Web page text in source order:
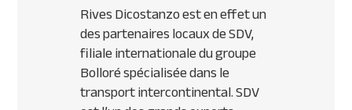
Rives Dicostanzo est en effet un
des partenaires locaux deSDV,
filiale internationale du groupe
Bolloré spécialisée dans le
transport intercontinental.SDV